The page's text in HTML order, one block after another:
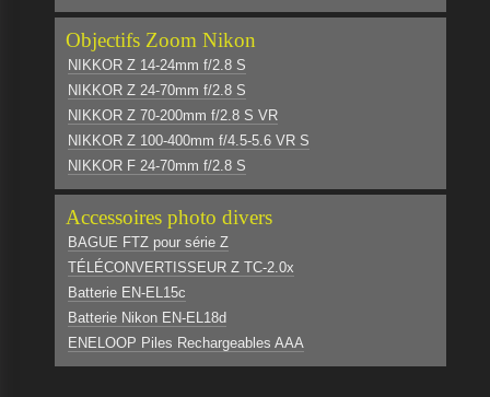
Objectifs Zoom Nikon
NIKKOR Z 14-24mm f/2.8 S
NIKKOR Z 24-70mm f/2.8 S
NIKKOR Z 70-200mm f/2.8 S VR
NIKKOR Z 100-400mm f/4.5-5.6 VR S
NIKKOR F 24-70mm f/2.8 S
Accessoires photo divers
BAGUE FTZ pour série Z
TÉLÉCONVERTISSEUR Z TC-2.0x
Batterie EN-EL15c
Batterie Nikon EN-EL18d
ENELOOP Piles Rechargeables AAA